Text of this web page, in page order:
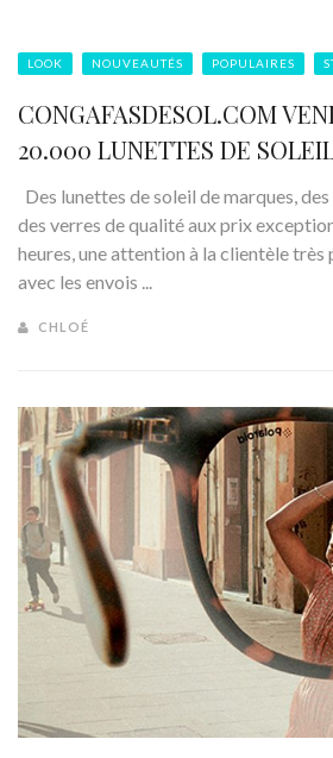
LOOK NOUVEAUTÉS POPULAIRES
CONGAFASDESOL.COM
20.000 LUNETTES DE
Des lunettes de soleil de marques,
des verres de qualité aux prix
heures, une attention à la clientèle très
avec les envois ...
CHLOÉ